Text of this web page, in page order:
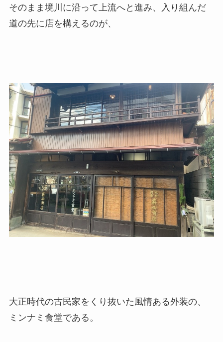
そのまま境川に沿って上流へと進み、入り組んだ
道の先に店を構えるのが、
大正時代の古民家をくり抜いた風情ある外装の、
ミンナミ食堂である。